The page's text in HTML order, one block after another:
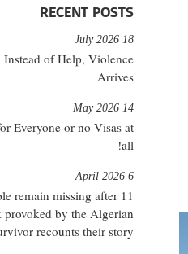
RECENT POSTS
Instead of Help, Violence
Arrives
18 July 2026
Everyone or no Visas at
all!
14 May 2026
remain missing after
provoked by the Algerian
recounts their story
6 April 2026